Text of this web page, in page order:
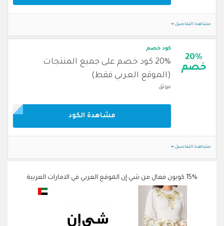
مشاهدة التفاصيل
20%
خصم
كود خصم
20% كود خصم على جميع المنتجات
(الموقع العربي فقط)
موثق
مشاهدة الكود
مشاهدة التفاصيل
15% كوبون فعال من شي إن الموقع العربي في الامارات العربية